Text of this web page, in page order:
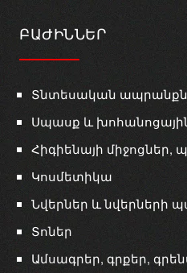
ԲԱԺԻՆՆԵՐ
Տնտեսական
Սպասք և
Հիգիենայի
Կոսմետիկա
Նվերներ և նվերների
Տոներ
Ամսագրեր, գրքեր,